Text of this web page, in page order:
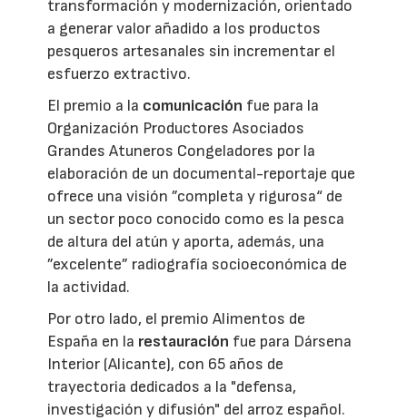
transformación y modernización, orientado
a generar valor añadido a los productos
pesqueros artesanales sin incrementar el
esfuerzo extractivo.
El premio a la comunicación fue para la
Organización Productores Asociados
Grandes Atuneros Congeladores por la
elaboración de un documental-reportaje que
ofrece una visión ”completa y rigurosa“ de
un sector poco conocido como es la pesca
de altura del atún y aporta, además, una
”excelente” radiografía socioeconómica de
la actividad.
Por otro lado, el premio Alimentos de
España en la restauración fue para Dársena
Interior (Alicante), con 65 años de
trayectoria dedicados a la "defensa,
investigación y difusión" del arroz español.